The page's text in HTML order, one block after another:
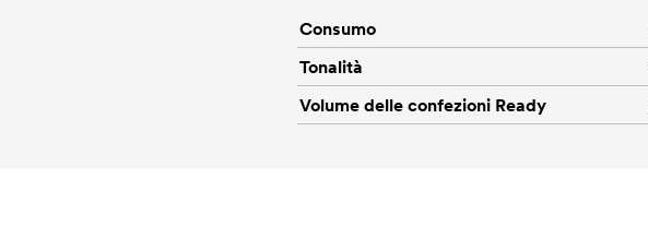
Consumo
Tonalità
Volume delle confezioni Ready